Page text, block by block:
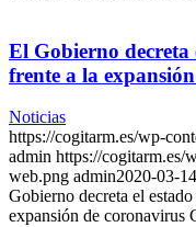
El Gobierno decreta
frente a la
Noticias
https://cogitarm.es/wp-
admin https://cogitarm.es/
web.png admin2020-03-
Gobierno decreta el
expansión de coronavirus